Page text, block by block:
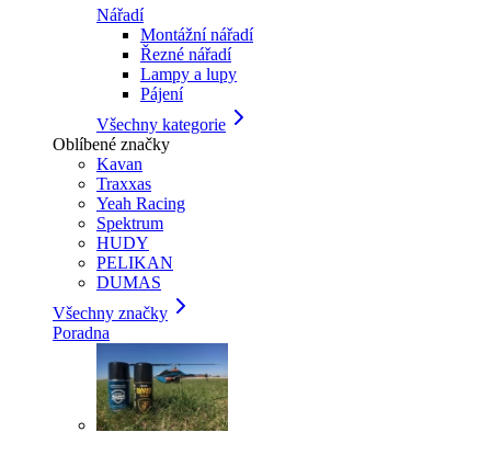
Nářadí
Montážní nářadí
Řezné nářadí
Lampy a lupy
Pájení
Všechny kategorie
Oblíbené značky
Kavan
Traxxas
Yeah Racing
Spektrum
HUDY
PELIKAN
DUMAS
Všechny značky
Poradna